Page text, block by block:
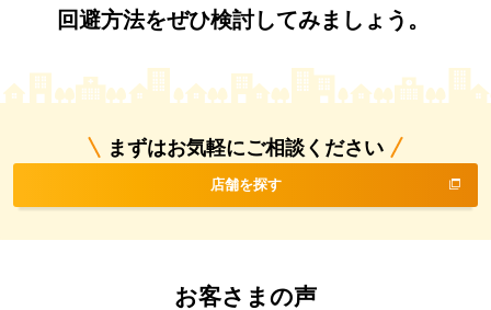
回避方法をぜひ検討してみましょう。
まずはお気軽にご相談ください
店舗を探す
お客さまの声